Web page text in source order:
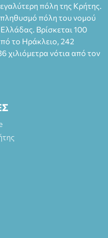
πόλη της Κρήτης.
πληθυσμό πόλη του νομού
Βρίσκεται 100
το Ηράκλειο, 242
χιλιόμετρα νότια από τον